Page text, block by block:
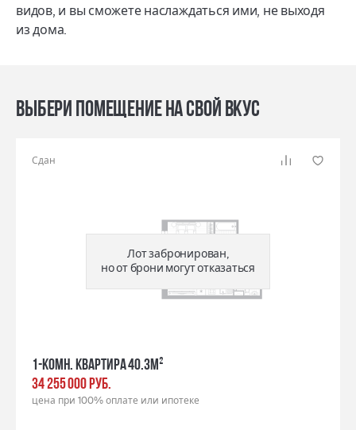
видов, и вы сможете наслаждаться ими, не выходя
из дома.
Выбери помещение на свой вкус
Сдан
Лот забронирован,
но от брони могут отказаться
1-комн. квартира 40.3м²
34 255 000 РУБ.
цена при 100% оплате или ипотеке